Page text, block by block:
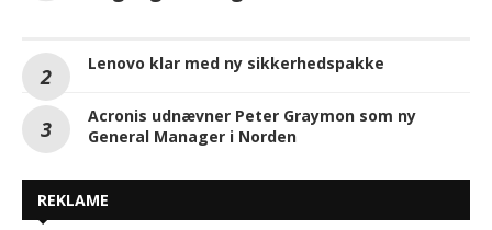
Lenovo klar med ny sikkerhedspakke
Acronis udnævner Peter Graymon som ny
General Manager i Norden
REKLAME